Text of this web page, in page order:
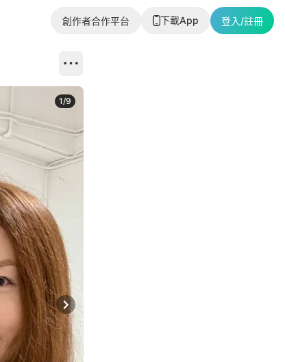
創作者合作平台 下載App 登入/註冊
Next slide
1/9